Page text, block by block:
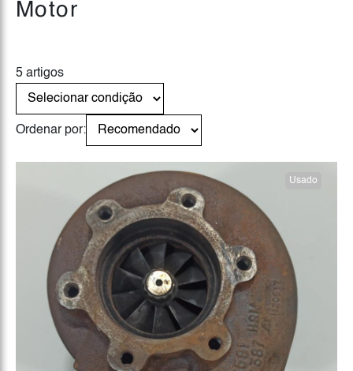
Motor
5 artigos
Ordenar por:
Usado